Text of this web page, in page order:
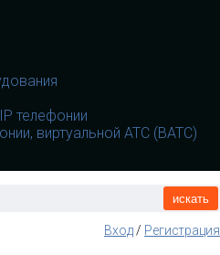
телефонии
виртуальной АТС (ВАТС)
искать
Вход/ Регистрация